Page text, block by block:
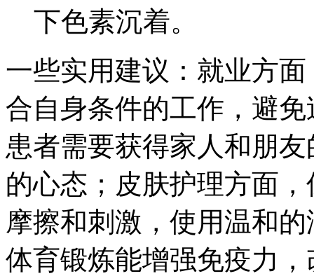
下色素沉着。
一些实用建议：就业方
合自身条件的工作，避
患者需要获得家人和朋
的心态；皮肤护理方面
摩擦和刺激，使用温和
体育锻炼能增强免疫力